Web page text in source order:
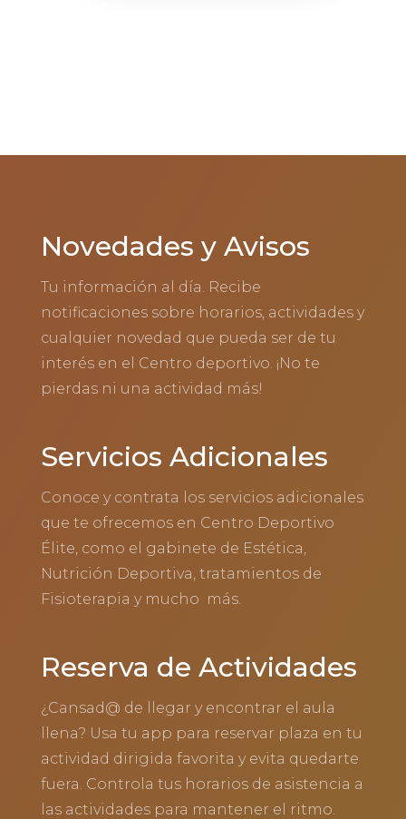
Novedades y Avisos
Tu información al día. Recibe
notificaciones sobre horarios, actividades y
cualquier novedad que pueda ser de tu
interés en el Centro deportivo. ¡No te
pierdas ni una actividad más!
Servicios Adicionales
Conoce y contrata los servicios adicionales
que te ofrecemos en Centro Deportivo
Élite, como el gabinete de Estética,
Nutrición Deportiva, tratamientos de
Fisioterapia y mucho más.
Reserva de Actividades
¿Cansad@ de llegar y encontrar el aula
llena? Usa tu app para reservar plaza en tu
actividad dirigida favorita y evita quedarte
fuera. Controla tus horarios de asistencia a
las actividades para mantener el ritmo.